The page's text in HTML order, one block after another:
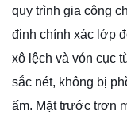
quy trình gia công
định chính xác lớp
xô lệch và vón cục
sắc nét, không bị
ấm. Mặt trước trơn